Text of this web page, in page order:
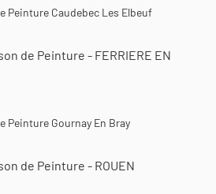
Peinture Caudebec Les Elbeuf
de Peinture - FERRIERE EN
Peinture Gournay En Bray
de Peinture - ROUEN